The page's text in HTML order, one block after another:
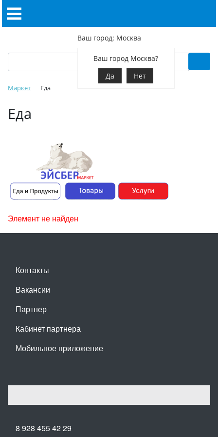
Ваш город: Москва
Ваш город Москва?
Да
Нет
Маркет Еда
Еда
Элемент не найден
Контакты
Вакансии
Партнер
Кабинет партнера
Мобильное приложение
8 928 455 42 29